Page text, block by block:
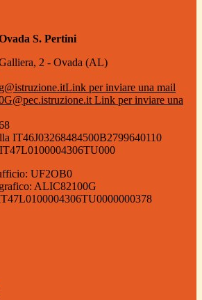
S. Pertini
2 - Ovada (AL)
Link per inviare una mail
Link per inviare una
IT46J03268484500B2799640110
UF2OB0
ALIC82100G